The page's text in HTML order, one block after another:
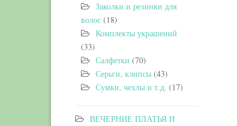
Заколки и резинки для
волос (18)
Комплекты украшений
(33)
Салфетки (70)
Серьги, клипсы (43)
Сумки, чехлы и т.д. (17)
ВЕЧЕРНИЕ ПЛАТЬЯ И